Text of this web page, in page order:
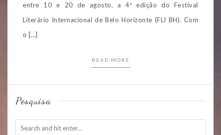
entre 10 e 20 de agosto, a 4ª edição do Festival
Literário Internacional de Belo Horizonte (FLI BH). Com
o […]
READ MORE
Pesquisa